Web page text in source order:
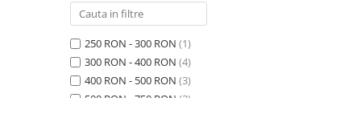
250 RON - 300 RON (1)
300 RON - 400 RON (4)
400 RON - 500 RON (3)
500 RON - 750 RON (3)